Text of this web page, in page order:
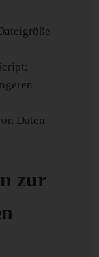
Daten
zur